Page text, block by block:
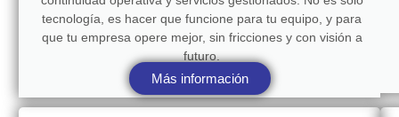
tecnología, es hacer que funcione para tu equipo, y para
que tu empresa opere mejor, sin fricciones y con visión a
futuro.
Más información